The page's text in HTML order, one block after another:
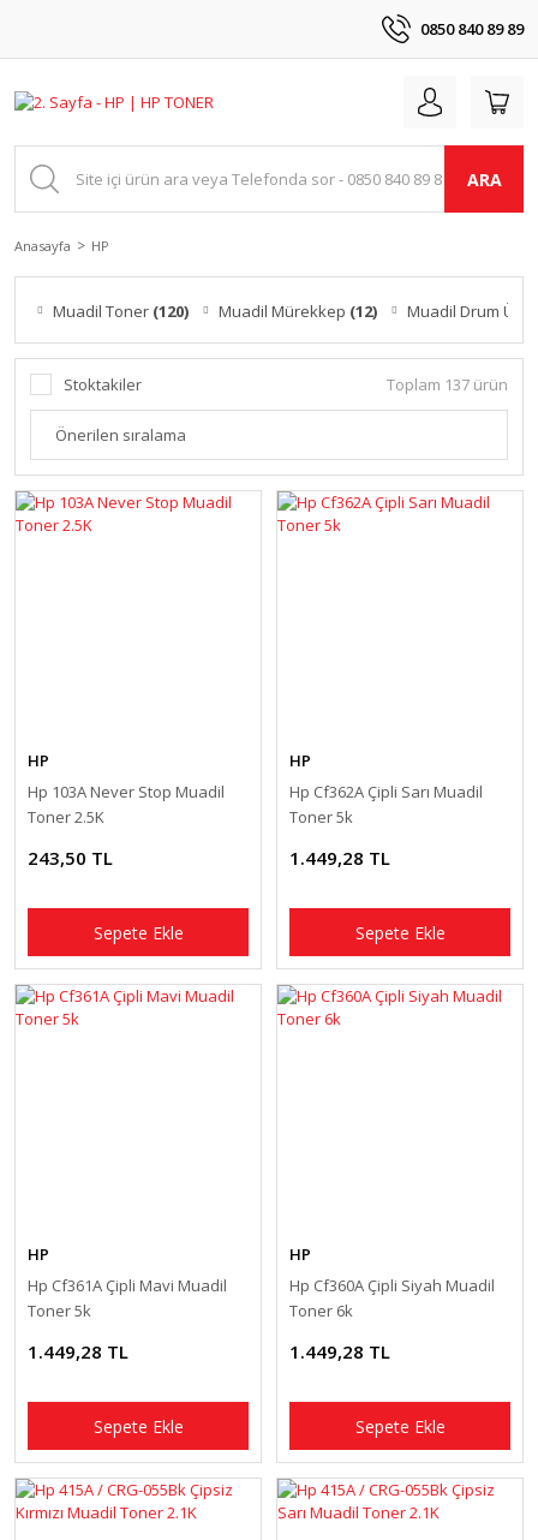
0850 840 89 89
ARA
Anasayfa HP
Muadil Toner (120) Muadil Mürekkep (12) Muadil Drum
Stoktakiler Toplam 137 ürün
HP
Hp 103A Never Stop Muadil
Toner 2.5K
243,50 TL
Sepete Ekle
HP
Hp Cf362A Çipli Sarı Muadil
Toner 5k
1.449,28 TL
Sepete Ekle
HP
Hp Cf361A Çipli Mavi Muadil
Toner 5k
1.449,28 TL
Sepete Ekle
HP
Hp Cf360A Çipli Siyah Muadil
Toner 6k
1.449,28 TL
Sepete Ekle